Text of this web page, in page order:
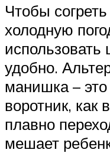
Чтобы
холодную
удобно.
манишка –
воротник, как
плавно
мешает